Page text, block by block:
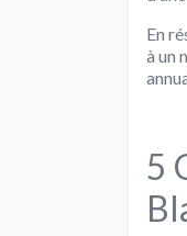
En
à un
5